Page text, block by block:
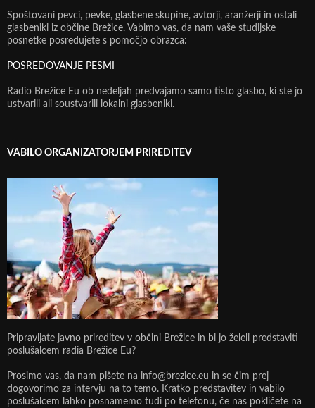
Spoštovani pevci, pevke, glasbene skupine, avtorji, aranžerji in ostali
glasbeniki iz občine Brežice. Vabimo vas, da nam vaše studijske
posnetke posredujete s pomočjo obrazca:
POSREDOVANJE PESMI
Radio Brežice Eu ob nedeljah predvajamo samo tisto glasbo, ki ste jo
ustvarili ali soustvarili lokalni glasbeniki.
VABILO ORGANIZATORJEM PRIREDITEV
Pripravljate javno prireditev v občini Brežice in bi jo želeli predstaviti
poslušalcem radia Brežice Eu?
Prosimo vas, da nam pišete na info@brezice.eu in se čim prej
dogovorimo za intervju na to temo. Kratko predstavitev in vabilo
poslušalcem lahko posnamemo tudi po telefonu, če nas pokličete na